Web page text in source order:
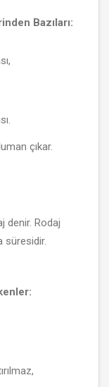
Bazıları:
çıkar.
denir. Rodaj
süresidir.